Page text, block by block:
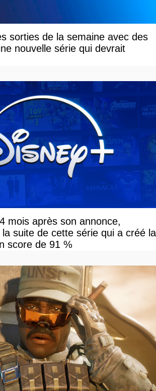
sorties de la semaine avec des
nouvelle série qui devrait
mois après son annonce,
suite de cette série qui a créé la
score de 91 %